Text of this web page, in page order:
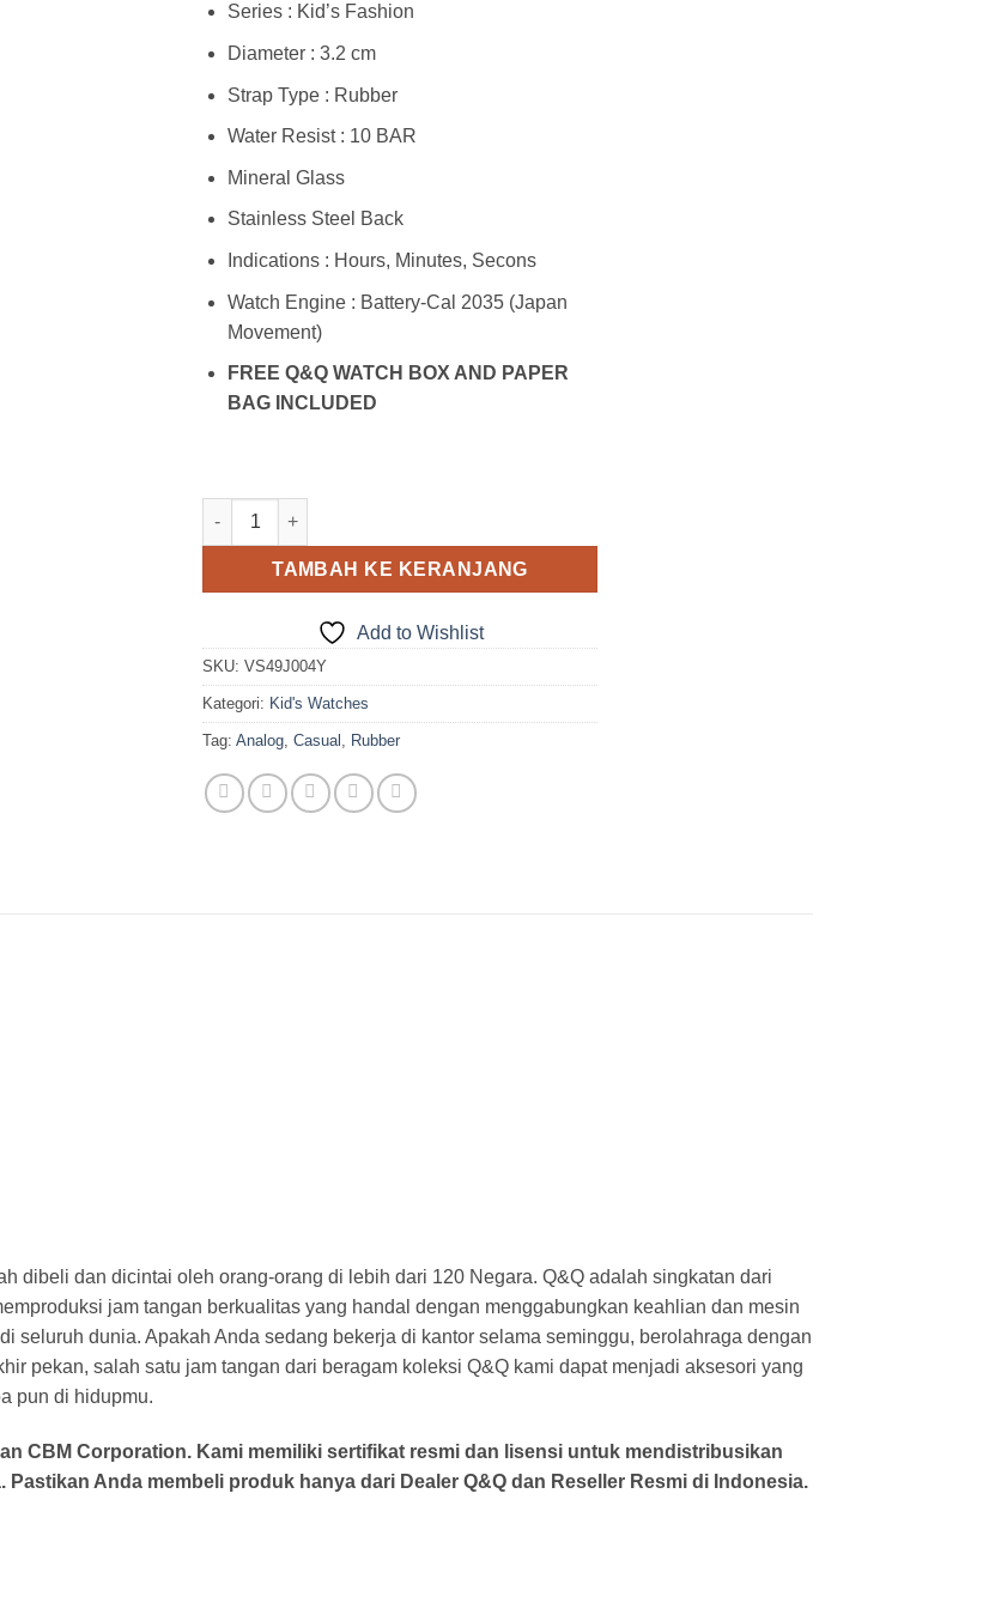
Series : Kid’s Fashion
Diameter : 3.2 cm
Strap Type : Rubber
Water Resist : 10 BAR
Mineral Glass
Stainless Steel Back
Indications : Hours, Minutes, Secons
Watch Engine : Battery-Cal 2035 (Japan
Movement)
FREE Q&Q WATCH BOX AND PAPER
BAG INCLUDED
Kuantitas Q&Q VS49J004Y
TAMBAH KE KERANJANG
Add to Wishlist
SKU: VS49J004Y
Kategori: Kid's Watches
Tag: Analog Casual Rubber
dibeli dan dicintai oleh orang-orang di lebih dari 120 Negara. Q&Q adalah singkatan dari
jam tangan berkualitas yang handal dengan menggabungkan keahlian dan mesin
seluruh dunia. Apakah Anda sedang bekerja di kantor selama seminggu, berolahraga dengan
pekan, salah satu jam tangan dari beragam koleksi Q&Q kami dapat menjadi aksesori yang
pun di hidupmu.
CBM Corporation. Kami memiliki sertifikat resmi dan lisensi untuk mendistribusikan
Anda membeli produk hanya dari Dealer Q&Q dan Reseller Resmi di Indonesia.